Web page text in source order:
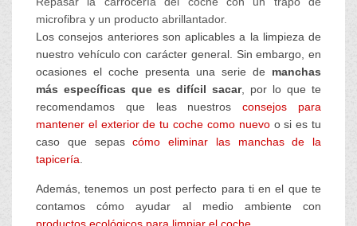
microfibra y un producto abrillantador.
Los consejos anteriores son aplicables a la limpieza de
nuestro vehículo con carácter general. Sin embargo, en
ocasiones el coche presenta una serie de manchas
más específicas que es difícil sacar, por lo que te
recomendamos que leas nuestrosconsejos para
mantener el exterior de tu coche como nuevoo si es tu
caso que sepascómo eliminar las manchas de la
tapicería.
Además, tenemos un post perfecto para ti en el que te
contamos cómo ayudar al medio ambiente con